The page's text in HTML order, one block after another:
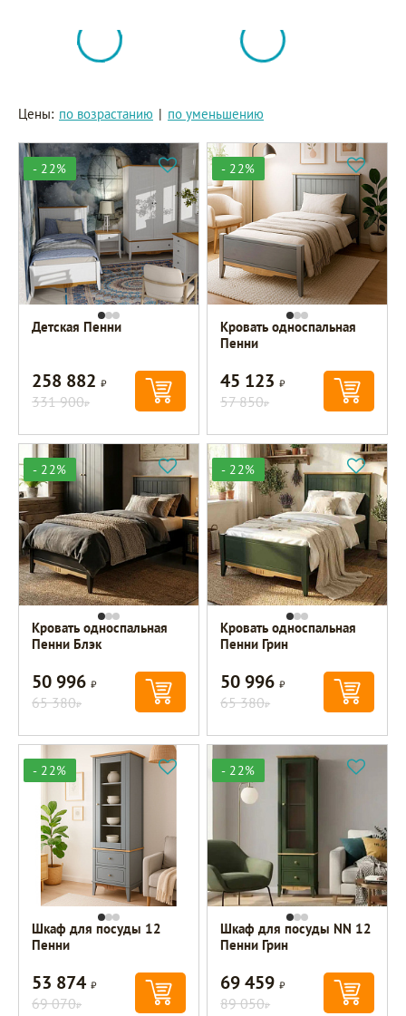
Цены: по возрастанию | по уменьшению
- 22%
Детская Пенни
258 882Р
331 900Р
- 22%
Кровать односпальная
Пенни
45 123Р
57 850Р
- 22%
Кровать односпальная
Пенни Блэк
50 996Р
65 380Р
- 22%
Кровать односпальная
Пенни Грин
50 996Р
65 380Р
- 22%
Шкаф для посуды 12
Пенни
53 874Р
69 070Р
- 22%
Шкаф для посуды NN 12
Пенни Грин
69 459Р
89 050Р